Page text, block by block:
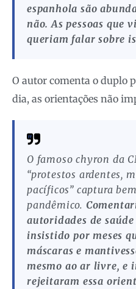
espanhola são
não. As pessoas que
queriam falar sobre
O autor comenta o duplo
dia, as orientações não
O famoso chyron da
“protestos ardentes,
pacíficos” captura
pandêmico.
autoridades de
insistido por meses
máscaras e
mesmo ao ar livre, e
rejeitaram essa